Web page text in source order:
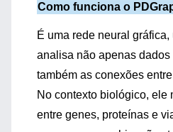
Como funciona o
É uma rede neural gráfica,
analisa não apenas
também as conexões
No contexto biológico, ele
entre genes, proteínas e